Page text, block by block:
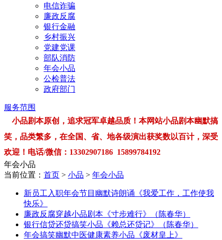
电信诈骗
廉政反腐
银行金融
乡村振兴
党建党课
部队消防
年会小品
公检普法
政府部门
服务范围
小品剧本原创，追求冠军卓越品质！本网站小品剧本幽默搞
笑，品类繁多，在全国、省、地各级演出获奖数以百计，深受
欢迎！电话/微信：13302907186 15899784192
年会小品
当前位置： 首页 > 小品 > 年会小品
新员工入职年会节目幽默诗朗诵《我爱工作，工作使我
快乐》
廉政反腐穿越小品剧本《寸步难行》（陈春华）
银行信贷还贷搞笑小品《赖总还贷记》（陈春华）
年会搞笑幽默中医健康素养小品《废材皇上》